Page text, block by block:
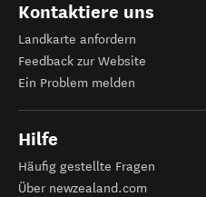
Kontaktiere uns
Landkarte anfordern
Feedback zur Website
Ein Problem melden
Hilfe
Häufig gestellte Fragen
Über newzealand.com